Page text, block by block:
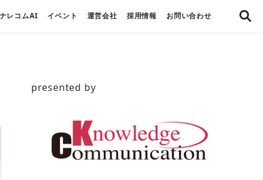
ナレコムAI イベント 運営会社 採用情報 お問い合わせ
presented by